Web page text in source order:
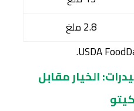
2.8 ملغ
الخيار مقابل